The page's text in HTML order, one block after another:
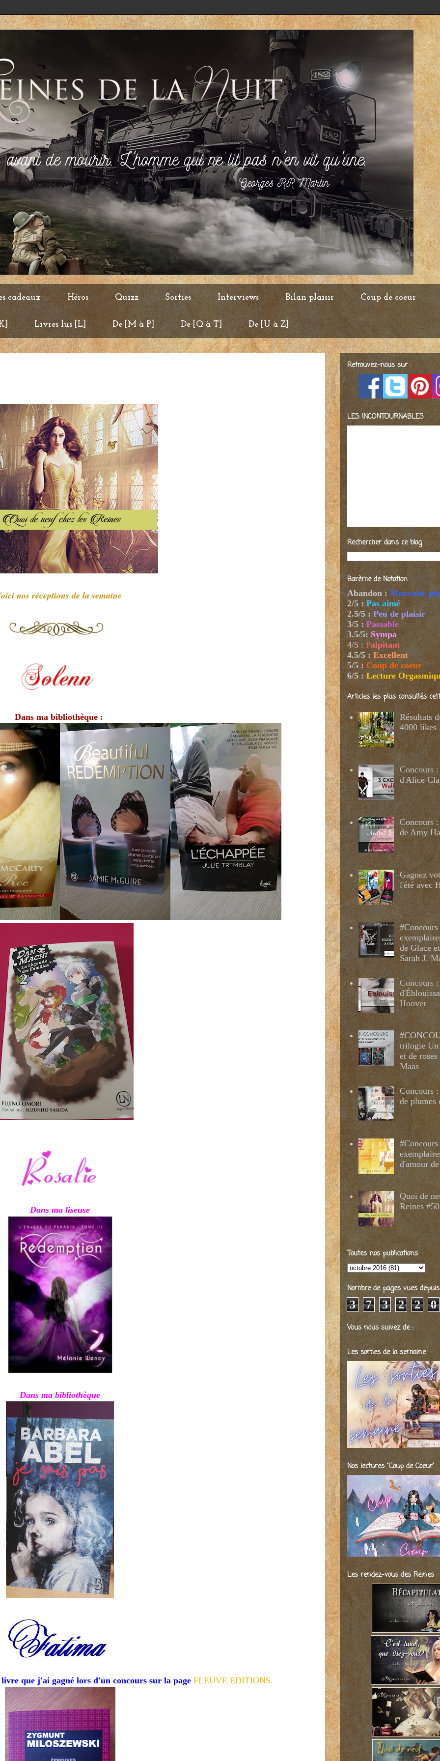
cadeaux Héros Quizz Sorties Interviews Bilan plaisir Coup de coeur
Livres lus [L] De [M à P] De [Q à T] De [U à Z]
nos réceptions de la semaine
Dans ma bibliothèque :
Dans ma liseuse
Dans ma bibliothèque
que j'ai gagné lors d'un concours sur la page FLEUVE EDITIONS.
Retrouvez-nous sur :
LES INCONTOURNABLES
Rechercher dans ce blog
Barème de Notation
Abandon : Mauvaise
2/5 : Pas aimé
2.5/5 : Peu de plaisir
3/5 : Passable
3.5/5: Sympa
4/5 : Palpitant
4.5/5 : Excellent
5/5 : Coup de coeur
6/5: Lecture
Articles les plus consultés
Résultats
4000 likes
Concours
d'Alice
Concours
de Amy
Gagnez
l'été avec
de Glace
Sarah J.
Concours
Hoover
trilogie Un
et de
Maas
Concours
de plumes
d'amour
Quoi de
Reines #50
Toutes nos publications
Nombre de pages vues depuis
3 7 3 2 2 0
Vous nous suivez de :
Les sorties de la semaine
Nos lectures "Coup de Coeur"
Les rendez-vous des Reines